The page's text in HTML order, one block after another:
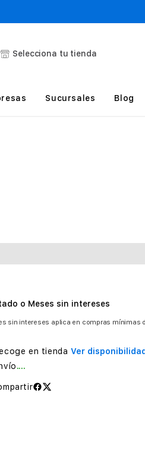
Selecciona tu tienda
Sucursales Blog
o Meses sin intereses
sin intereses aplica en compras mínimas
en tienda Ver
....